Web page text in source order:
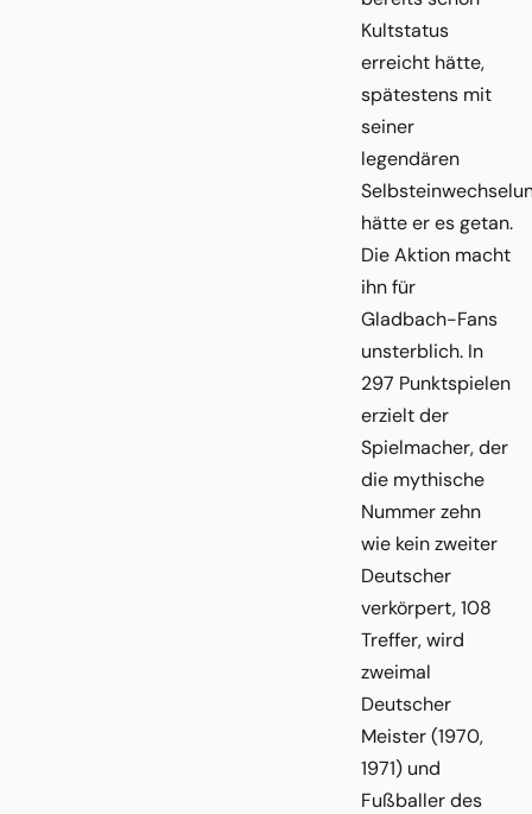
Kultstatus
erreicht hätte,
spätestens mit
seiner
legendären
hätte er es getan.
Die Aktion macht
ihn für
Gladbach-Fans
unsterblich. In
297 Punktspielen
erzielt der
Spielmacher, der
die mythische
Nummer zehn
wie kein zweiter
Deutscher
verkörpert, 108
Treffer, wird
zweimal
Deutscher
Meister (1970,
1971) und
Fußballer des